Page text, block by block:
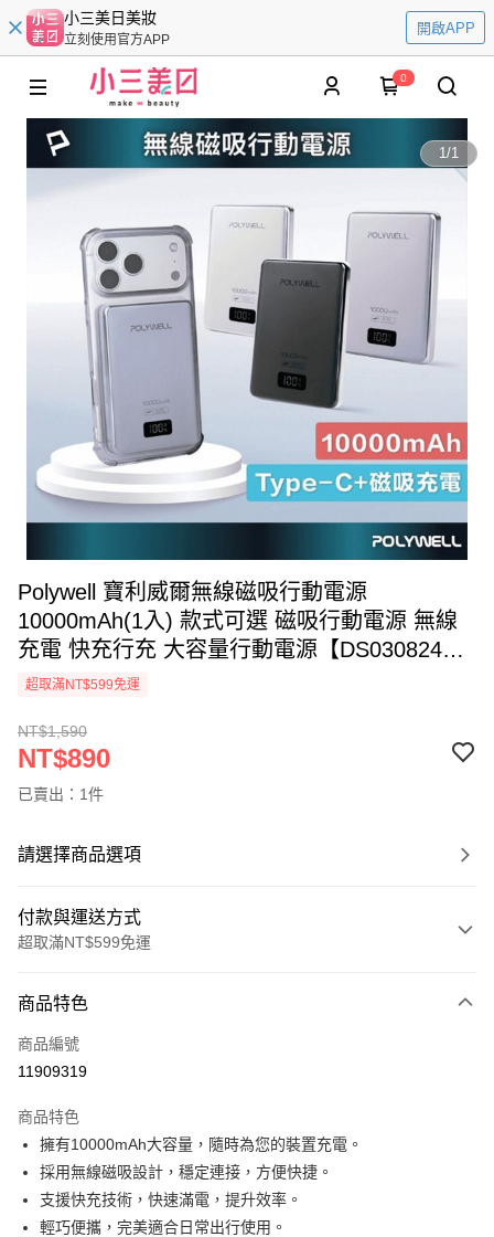
小三美日美妝
立刻使用官方APP
開啟APP
0
1/1
Polywell 寶利威爾無線磁吸行動電源
10000mAh(1入) 款式可選 磁吸行動電源 無線
充電 快充行充 大容量行動電源【DS030824】
空運禁送
超取滿NT$599免運
NT$1,590
NT$890
已賣出：1件
請選擇商品選項
付款與運送方式
超取滿NT$599免運
信用卡一次付款
超商取貨付款
Apple Pay
街口支付
全盈+PAY
商品特色
商品編號
11909319
商品特色
擁有10000mAh大容量，隨時為您的裝置充電。
採用無線磁吸設計，穩定連接，方便快捷。
支援快充技術，快速滿電，提升效率。
輕巧便攜，完美適合日常出行使用。